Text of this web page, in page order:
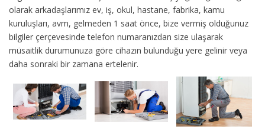
olarak arkadaşlarımız ev, iş, okul, hastane, fabrika, kamu
kuruluşları, avm, gelmeden 1 saat önce, bize vermiş olduğunuz
bilgiler çerçevesinde telefon numaranızdan size ulaşarak
müsaitlik durumunuza göre cihazın bulunduğu yere gelinir veya
daha sonraki bir zamana ertelenir.